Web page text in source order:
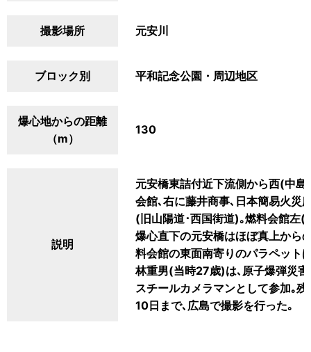
撮影場所 元安川
ブロック別 平和記念公園・周辺地区
爆心地からの距離
（m）
130
説明
元安橋東詰付近下流側から西(中
会館､右に藤井商事､日本簡易火災
(旧山陽道･西国街道)｡燃料会館左(
爆心直下の元安橋はほぼ真上から
料会館の東面南寄りのパラペット
林重男(当時27歳)は､原子爆弾災
スチールカメラマンとして参加｡
10日まで､広島で撮影を行った｡